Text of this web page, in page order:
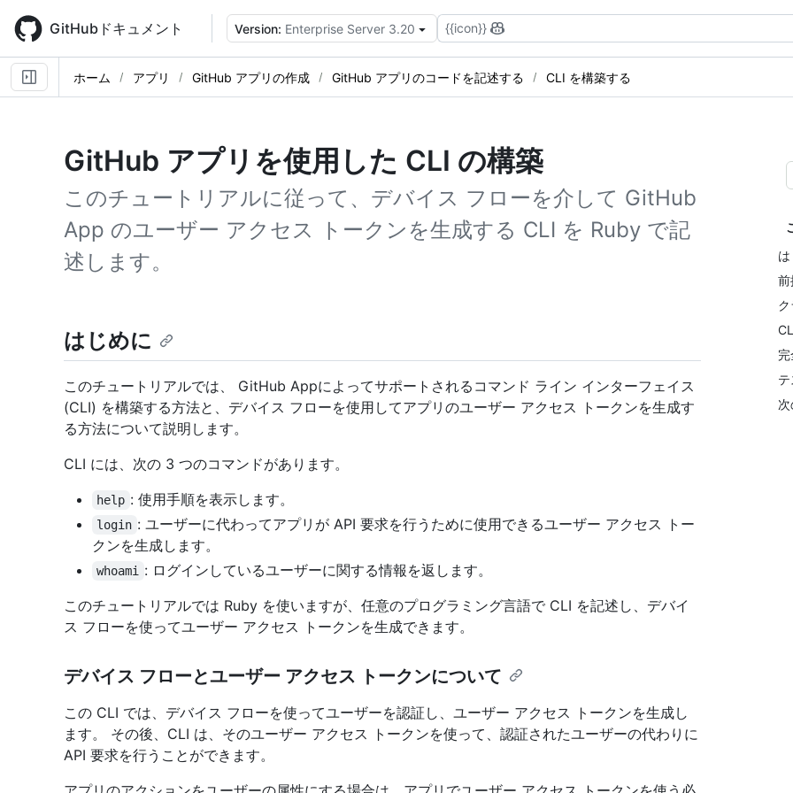
main
content
GitHubドキュメント Version: Enterprise Server 3.20 {{icon}}
ホーム アプリ GitHub アプリの作成 GitHub アプリのコードを記述する CLI を構築する
GitHub アプリを使用した CLI の構築
このチュートリアルに従って、デバイス フローを介して GitHub
App のユーザー アクセス トークンを生成する CLI を Ruby で記
述します。
前
はじめに
このチュートリアルでは、 GitHub Appによってサポートされるコマンド ライン インターフェイス
(CLI) を構築する方法と、デバイス フローを使用してアプリのユーザー アクセス トークンを生成す
る方法について説明します。
CLI には、次の 3 つのコマンドがあります。
help : 使用手順を表示します。
login : ユーザーに代わってアプリが API 要求を行うために使用できるユーザー アクセス トー
クンを生成します。
whoami
: ログインしているユーザーに関する情報を返します。
このチュートリアルでは Ruby を使いますが、任意のプログラミング言語で CLI を記述し、デバイ
ス フローを使ってユーザー アクセス トークンを生成できます。
デバイス フローとユーザー アクセス トークンについて
この CLI では、デバイス フローを使ってユーザーを認証し、ユーザー アクセス トークンを生成し
ます。 その後、CLI は、そのユーザー アクセス トークンを使って、認証されたユーザーの代わりに
API 要求を行うことができます。